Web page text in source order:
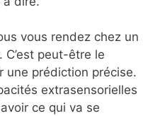
vous rendez chez un
peut-être le
une prédiction précise.
extrasensorielles
ce qui va se